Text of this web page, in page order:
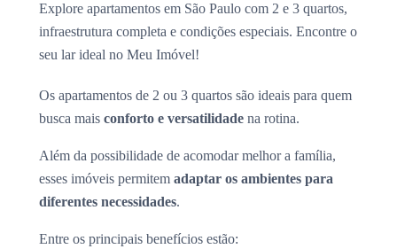
Explore apartamentos em São Paulo com 2 e 3 quartos,
infraestrutura completa e condições especiais. Encontre o
seu lar ideal no Meu Imóvel!
Os apartamentos de 2 ou 3 quartos são ideais para quem
busca mais conforto e versatilidade na rotina.
Além da possibilidade de acomodar melhor a família,
esses imóveis permitem adaptar os ambientes para
diferentes necessidades.
Entre os principais benefícios estão: